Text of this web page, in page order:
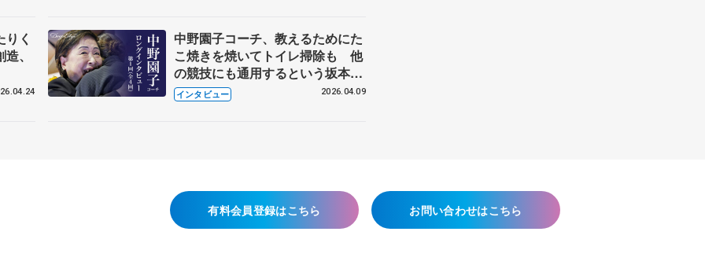
く
、
中野園子コーチ、教えるためにた
こ焼きを焼いてトイレ掃除も 他
の競技にも通用するという坂本花
織の筋肉
インタビュー 2026.04.09
有料会員登録はこちら お問い合わせはこちら